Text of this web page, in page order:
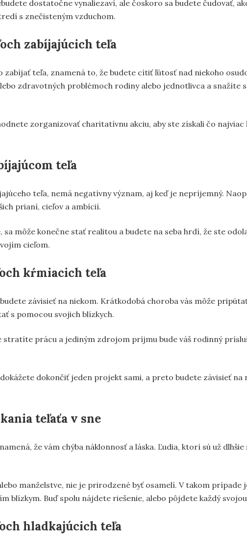
dostatočne vynaliezaví, ale čoskoro sa budete čudovať,
s znečisteným vzduchom.
zabíjajúcich teľa
zabíjať teľa, znamená to, že budete cítiť ľútosť nad niekoho
zdravotných problémoch rodiny alebo jednotlivca a snažíte
zorganizovať charitatívnu akciu, aby ste získali čo najviac
teľa
teľa, nemá negatívny význam, aj keď je nepríjemný.
prianí, cieľov a ambícií.
môže konečne stať realitou a budete na seba hrdí, že ste
cieľom.
kŕmiacich teľa
závisieť na niekom. Krátkodobá choroba vás môže
s pomocou svojich blízkych.
stratíte prácu a jediným zdrojom príjmu bude váš rodinný
dokončiť jeden projekt sami, a preto budete závisieť na
teľaťa v sne
že vám chýba náklonnosť a láska. Ľudia, ktorí sú už
manželstve, nie je prirodzené byť osamelí. V takom prípade
blízkym. Buď spolu nájdete riešenie, alebo pôjdete každý
hladkajúcich teľa